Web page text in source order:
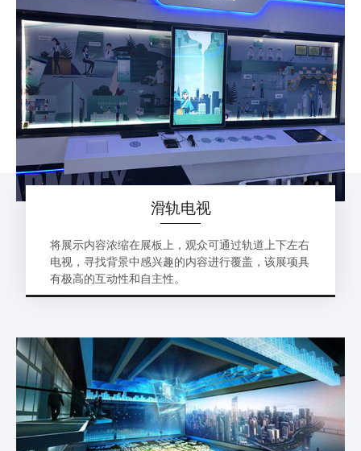
滑轨电视
将展示内容浓缩在展板上，观众可通过轨道上下左右
电视，寻找背景中感兴趣的内容进行覆盖，该展项具
有极高的互动性和自主性。